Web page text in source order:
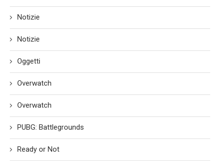
Notizie
Notizie
Oggetti
Overwatch
Overwatch
PUBG: Battlegrounds
Ready or Not